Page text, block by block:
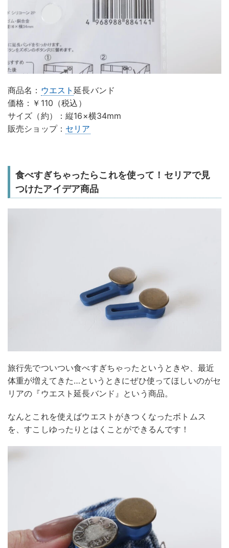
商品名： ウエスト延長バンド
価格：￥110（税込）
サイズ（約）：縦16×横34mm
販売ショップ： セリア
食べすぎちゃったらこれを使って！セリアで見
つけたアイデア商品
旅行先でついつい食べすぎちゃったというときや、最近
体重が増えてきた…というときにぜひ使ってほしいのがセ
リアの『ウエスト延長バンド』という商品。
なんとこれを使えばウエストがきつくなったボトムス
を、すこしゆったりとはくことができるんです！